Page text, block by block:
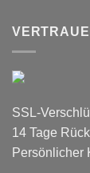
SSL-
14 Tage
Persönlicher